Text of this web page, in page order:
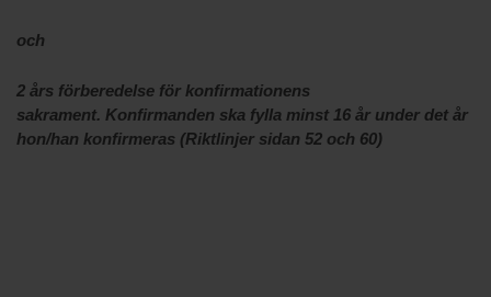
och
2 års förberedelse för konfirmationens
sakrament. Konfirmanden ska fylla minst 16 år under det år
hon/han konfirmeras (Riktlinjer sidan 52 och 60)